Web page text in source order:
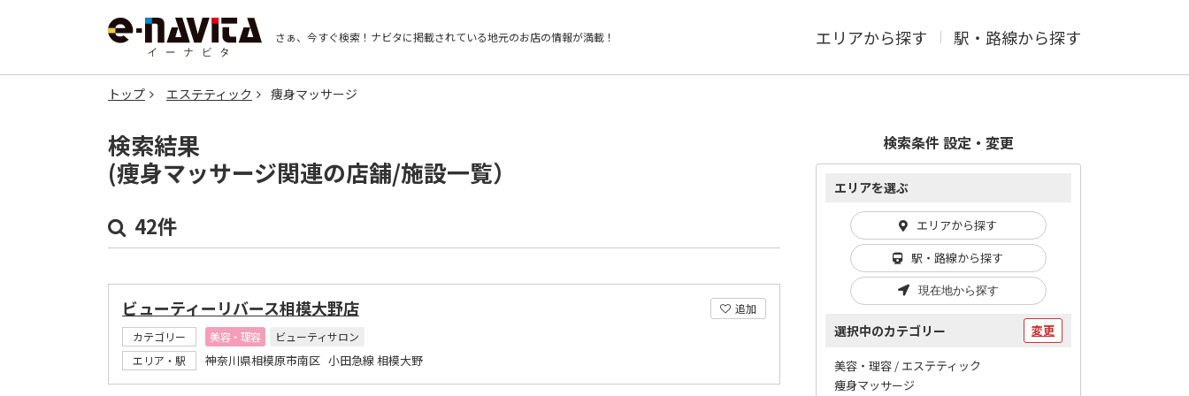
さぁ、今すぐ検索！ ナビタに掲載されている地元のお店の情報が満載！ エリアから探す 駅・路線から探す
トップ エステティック 痩身マッサージ
検索結果
(痩身マッサージ関連の店舗/施設一覧）
42件
追加
ビューティーリバース相模大野店
カテゴリー 美容・理容
ビューティサロン
エリア・駅
神奈川県相模原市南区 小田急線 相模大野
検索条件 設定・変更
エリアを選ぶ
エリアから探す
駅・路線から探す
現在地から探す
選択中のカテゴリー 変更
美容・理容 / エステティック
痩身マッサージ